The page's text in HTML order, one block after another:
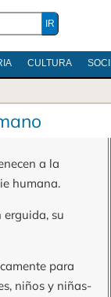
CULTURA
a la
humana.
su
para
niños y niñas-